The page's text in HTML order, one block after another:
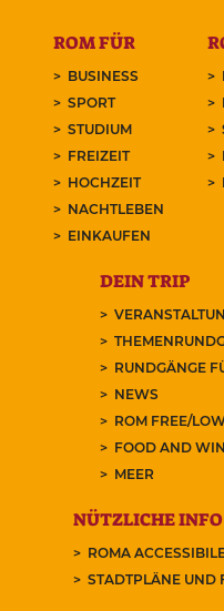
ROM FÜR
BUSINESS
SPORT
STUDIUM
FREIZEIT
HOCHZEIT
NACHTLEBEN
EINKAUFEN
DEIN TRIP
RUNDGÄNGE
NEWS
ROM FREE/
FOOD AND
MEER
NÜTZLICHE INFO
ROMA
STADTPLÄNE UND